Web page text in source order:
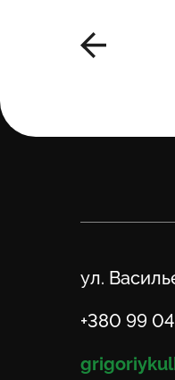
Адрес
ул.
Телефон
+380 99
Email